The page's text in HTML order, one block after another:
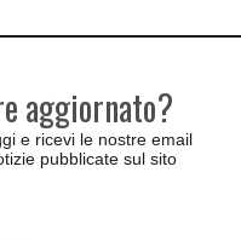
aggiornato?
e ricevi le nostre email
pubblicate sul sito